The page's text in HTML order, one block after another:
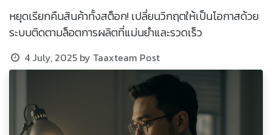
หยุดเรียกคืนสินค้าทั้งสต็อก! เปลี่ยนวิกฤตให้เป็นโอกาสด้วย
ระบบติดตามล็อตการผลิตที่แม่นยำและรวดเร็ว
4 July, 2025 by Taaxteam Post